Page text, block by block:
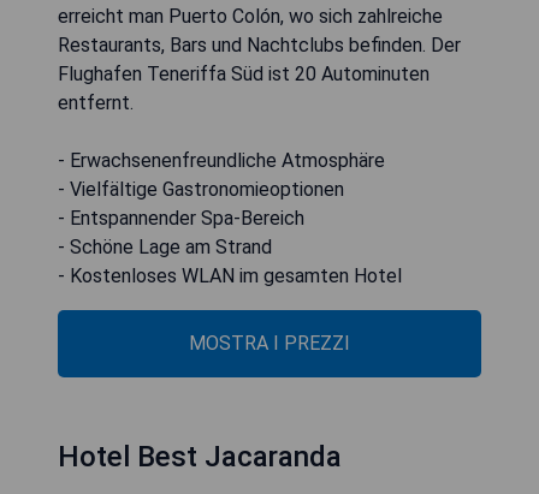
erreicht man Puerto Colón, wo sich zahlreiche
Restaurants, Bars und Nachtclubs befinden. Der
Flughafen Teneriffa Süd ist 20 Autominuten
entfernt.
- Erwachsenenfreundliche Atmosphäre
- Vielfältige Gastronomieoptionen
- Entspannender Spa-Bereich
- Schöne Lage am Strand
- Kostenloses WLAN im gesamten Hotel
MOSTRA I PREZZI
Hotel Best Jacaranda